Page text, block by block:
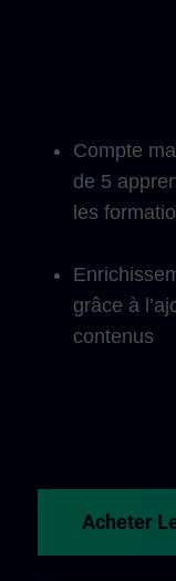
Compte
de 5
les
grâce à
contenus
Acheter